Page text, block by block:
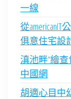
一線
從americanIT
俱意住宅設
滇池畔“繪
中國網
胡適心目中